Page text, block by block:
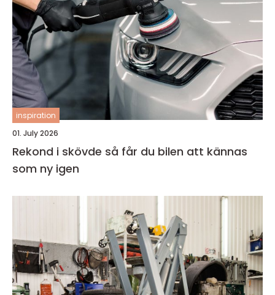
inspiration
01. July 2026
Rekond i skövde så får du bilen att kännas
som ny igen